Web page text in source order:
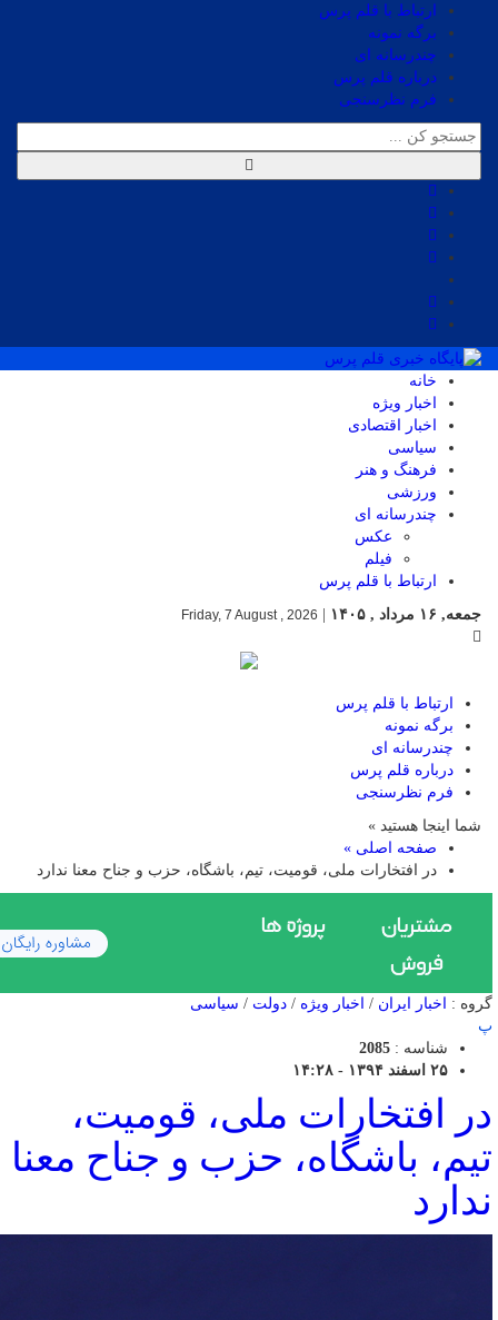
ارتباط با قلم پرس
برگه نمونه
چندرسانه ای
درباره قلم پرس
فرم نظرسنجی
خانه
اخبار ویژه
اخبار اقتصادی
سیاسی
فرهنگ و هنر
ورزشی
چندرسانه ای
عکس
فیلم
ارتباط با قلم پرس
جمعه, ۱۶ مرداد , ۱۴۰۵
Friday, 7 August , 2026
ارتباط با قلم پرس
برگه نمونه
چندرسانه ای
درباره قلم پرس
فرم نظرسنجی
شما اینجا هستید »
صفحه اصلی »
در افتخارات ملی، قومیت، تیم، باشگاه، حزب و جناح معنا ندارد
گروه : اخبار ایران / اخبار ویژه / دولت / سیاسی
پ
شناسه : 2085
۲۵ اسفند ۱۳۹۴ - ۱۴:۲۸
در افتخارات ملی، قومیت،
تیم، باشگاه، حزب و جناح معنا
ندارد